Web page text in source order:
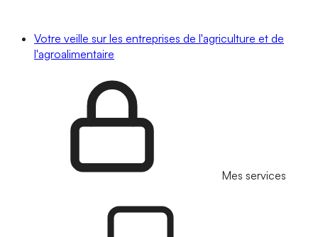
Votre veille sur les entreprises de l'agriculture et de
l'agroalimentaire
Mes services